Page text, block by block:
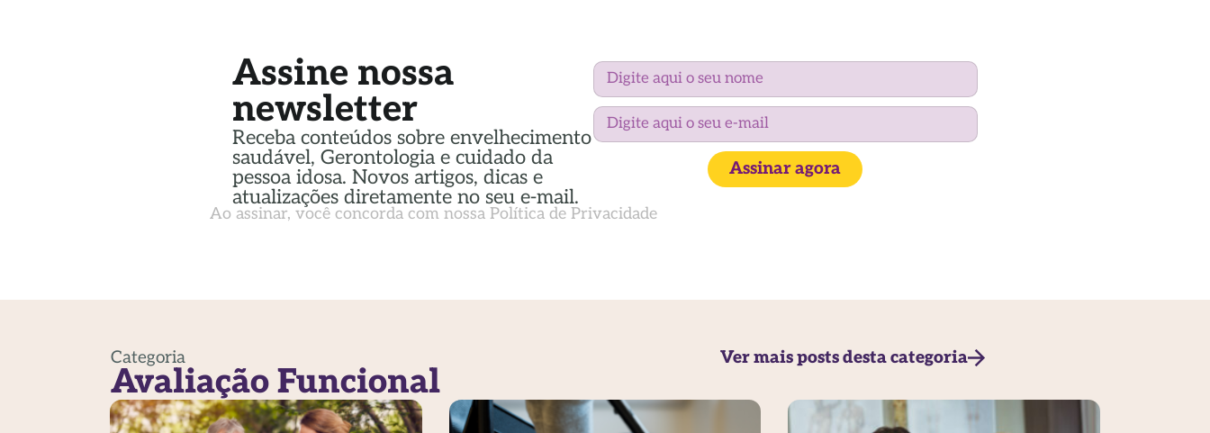
Assine nossa
newsletter
Receba conteúdos sobre envelhecimento
saudável, Gerontologia e cuidado da
pessoa idosa. Novos artigos, dicas e
atualizações diretamente no seu e-mail.
Assinar agora
Ao assinar, você concorda com nossa Política de Privacidade
Categoria
Avaliação Funcional
Ver mais posts desta categoria